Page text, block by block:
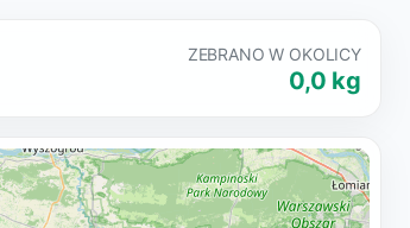
ZEBRANO W OKOLICY
0,0 kg